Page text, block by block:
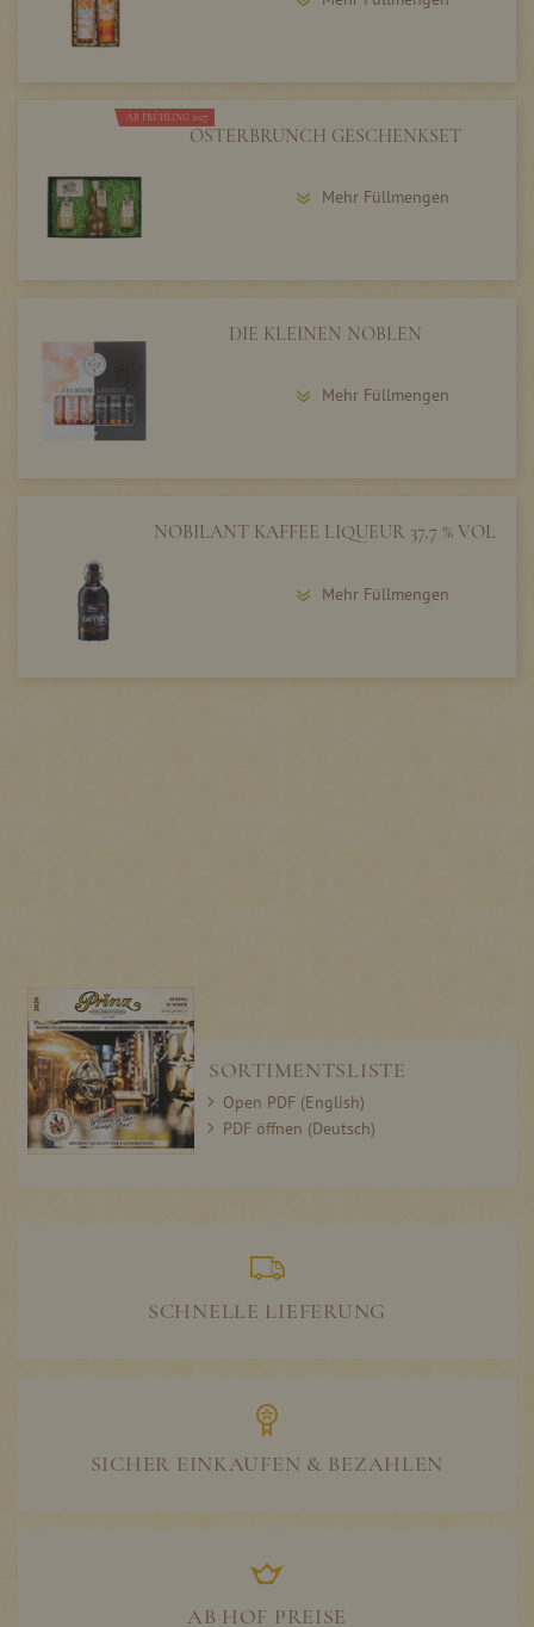
AB FRÜHLING 2027
OSTERBRUNCH GESCHENKSET
Mehr Füllmengen
DIE KLEINEN NOBLEN
Mehr Füllmengen
NOBILANT KAFFEE LIQUEUR 37,7 % VOL
Mehr Füllmengen
SORTIMENTSLISTE
Open PDF (English)
PDF öffnen (Deutsch)
SCHNELLE LIEFERUNG
SICHER EINKAUFEN & BEZAHLEN
AB HOF PREISE